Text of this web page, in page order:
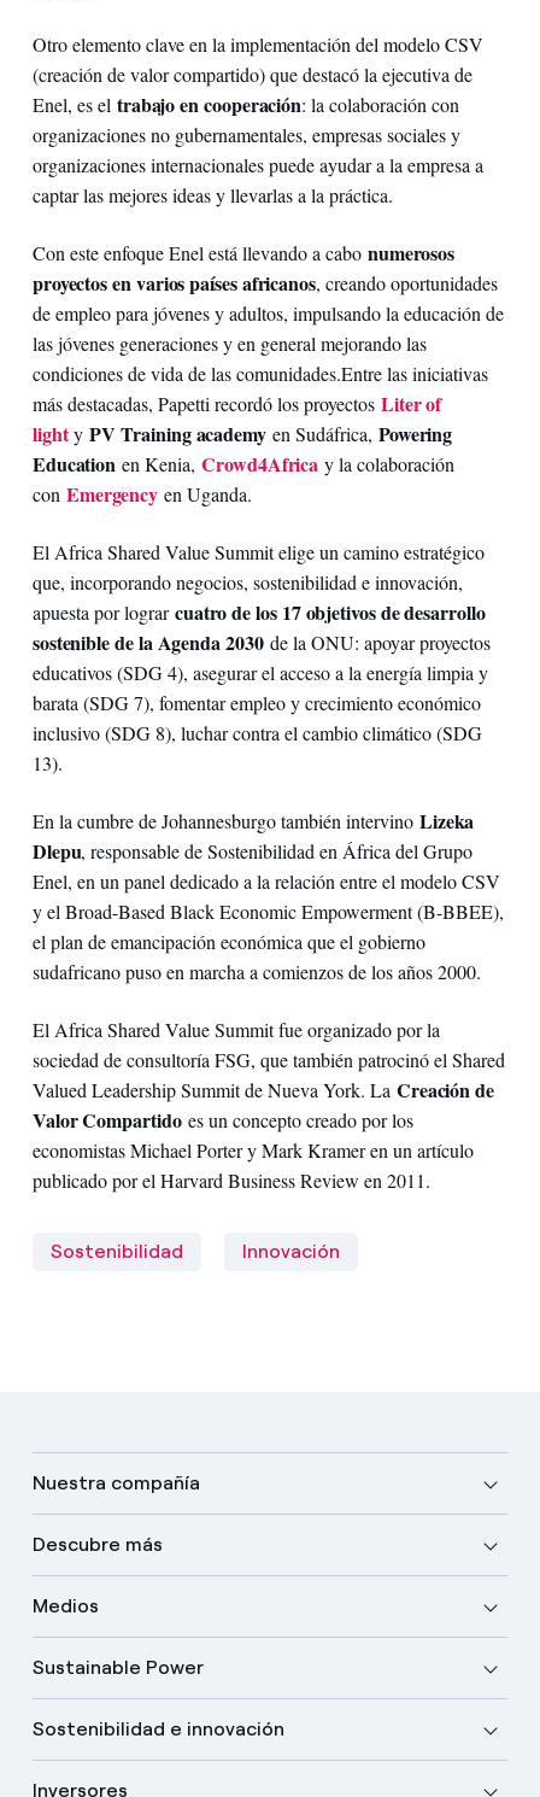
Otro elemento clave en la implementación del modelo CSV
(creación de valor compartido) que destacó la ejecutiva de
Enel, es el trabajo en cooperación: la colaboración con
organizaciones no gubernamentales, empresas sociales y
organizaciones internacionales puede ayudar a la empresa a
captar las mejores ideas y llevarlas a la práctica.
Con este enfoque Enel está llevando a cabo numerosos
proyectos en varios países africanos, creando oportunidades
de empleo para jóvenes y adultos, impulsando la educación de
las jóvenes generaciones y en general mejorando las
condiciones de vida de las comunidades.Entre las iniciativas
más destacadas, Papetti recordó los proyectos Liter of
lightyPV Training academy en Sudáfrica, Powering
Education en Kenia,Crowd4Africa y la colaboración
con Emergency en Uganda.
El Africa Shared Value Summit elige un camino estratégico
que, incorporando negocios, sostenibilidad e innovación,
apuesta por lograrcuatro de los 17 objetivos de desarrollo
sostenible de la Agenda 2030 de la ONU: apoyar proyectos
educativos (SDG 4), asegurar el acceso a la energía limpia y
barata (SDG 7), fomentar empleo y crecimiento económico
inclusivo (SDG 8), luchar contra el cambio climático (SDG
13).
En la cumbre de Johannesburgo también intervino Lizeka
Dlepu, responsable de Sostenibilidad en África del Grupo
Enel, en un panel dedicado a la relación entre el modelo CSV
y el Broad-Based Black Economic Empowerment (B-BBEE),
el plan de emancipación económica que el gobierno
sudafricano puso en marcha a comienzos de los años 2000.
El Africa Shared Value Summit fue organizado por la
sociedad de consultoría FSG, que también patrocinó el Shared
Valued Leadership Summit de Nueva York. La Creación de
Valor Compartido es un concepto creado por los
economistas Michael Porter y Mark Kramer en un artículo
publicado por el Harvard Business Review en 2011.
Sostenibilidad Innovación
Nuestra compañía
Descubre más
Medios
Sustainable Power
Sostenibilidad e innovación
Inversores